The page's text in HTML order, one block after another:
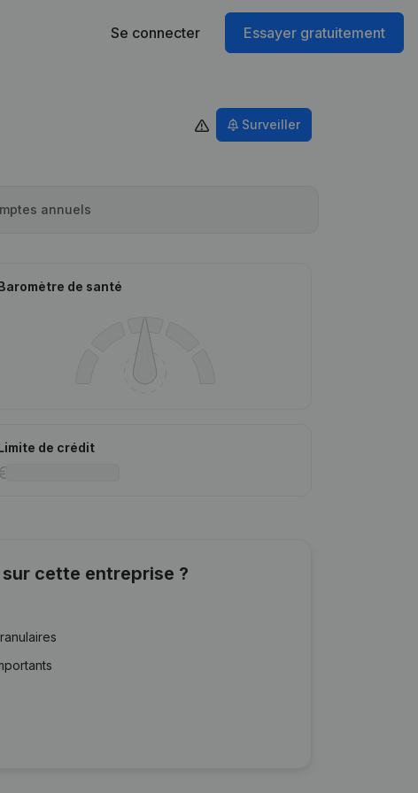
Se connecter Essayer gratuitement
Surveiller
annuels
de santé
de crédit
cette entreprise ?